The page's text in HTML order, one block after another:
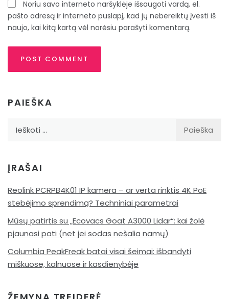
Noriu savo interneto naršyklėje išsaugoti vardą, el.
pašto adresą ir interneto puslapį, kad jų nebereiktų įvesti iš
naujo, kai kitą kartą vėl norėsiu parašyti komentarą.
PAIEŠKA
ĮRAŠAI
Reolink PCRPB4K01 IP kamera – ar verta rinktis 4K PoE
stebėjimo sprendimą? Techniniai parametrai
Mūsų patirtis su „Ecovacs Goat A3000 Lidar“: kai žolė
pjaunasi pati (net jei sodas nešalia namų)
Columbia PeakFreak batai visai šeimai: išbandyti
miškuose, kalnuose ir kasdienybėje